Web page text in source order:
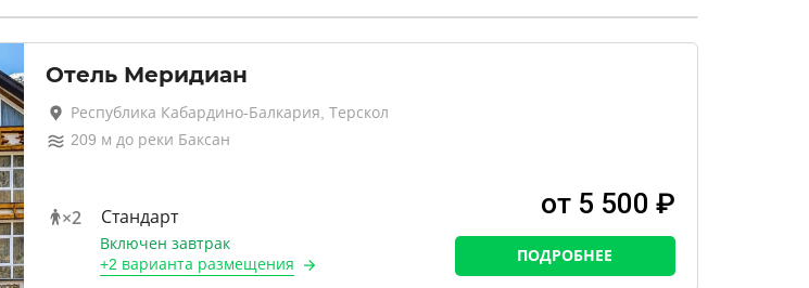
Отель Меридиан
Республика Кабардино-Балкария, Терскол
209 м до реки Баксан
×2 Стандарт
Включен завтрак
+2 варианта размещения
от 5 500 ₽
ПОДРОБНЕЕ